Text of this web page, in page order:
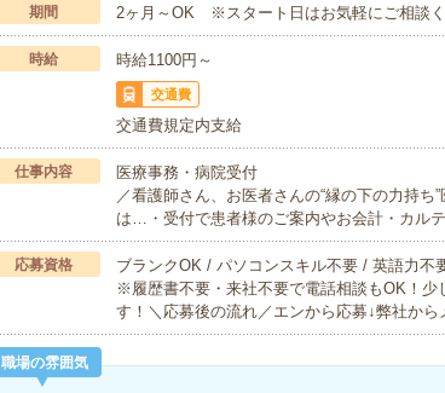
期間 2ヶ月～OK ※スタート日はお気軽にご相談く
時給 時給1100円～
交通費
交通費規定内支給
仕事内容
医療事務・病院受付
／看護師さん、お医者さんの“縁の下の力持
は…・受付で患者様のご案内やお会計・カル
応募資格
ブランクOK / パソコンスキル不要 / 英語力不
※履歴書不要・来社不要で電話相談もOK！少
す！＼応募後の流れ／エンから応募↓弊社か
職場の雰囲気